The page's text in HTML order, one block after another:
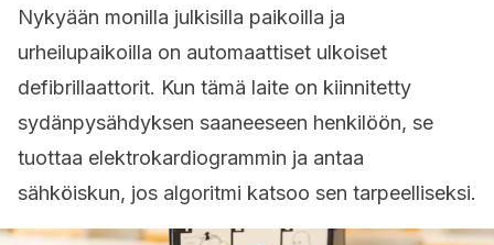
Nykyään monilla julkisilla paikoilla ja
urheilupaikoilla on automaattiset ulkoiset
defibrillaattorit. Kun tämä laite on kiinnitetty
sydänpysähdyksen saaneeseen henkilöön, se
tuottaa elektrokardiogrammin ja antaa
sähköiskun, jos algoritmi katsoo sen tarpeelliseksi.